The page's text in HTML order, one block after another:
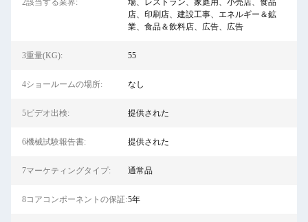
2該当する業界:
場、レストラン、家庭用、小売店、食品
店、印刷店、建設工事、エネルギー＆鉱
業、食品＆飲料店、広告、広告
3重量(KG): 55
4ショールームの場所: なし
5ビデオ出検: 提供された
6機械試験報告書: 提供された
7マーケティングタイプ: 通常品
8コアコンポーネントの保証:5年